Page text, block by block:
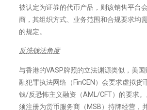
被认定为证券的代币产品，则该销售平台
商，其组织方式、业务范围和合规要求均
的规定。
反洗钱法角度
与香港的VASP牌照的立法渊源类似，美
融犯罪执法网络（FinCEN）会要求虚拟货
钱/反恐怖主义融资（AML/CFT）的要求
须注册为货币服务商（MSB）持牌经营，